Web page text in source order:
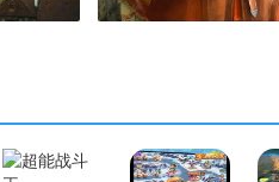
落具有独特的特点和特殊的单
备道具在关卡中合理使用帮助